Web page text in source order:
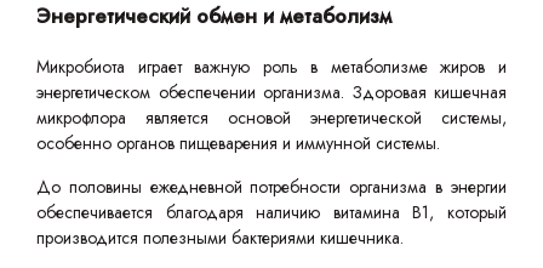
Энергетический обмен и метаболизм
Микробиота играет важную роль в метаболизме жиров и
энергетическом обеспечении организма. Здоровая кишечная
микрофлора является основой энергетической системы,
особенно органов пищеварения и иммунной системы.
До половины ежедневной потребности организма в энергии
обеспечивается благодаря наличию витамина B1, который
производится полезными бактериями кишечника.